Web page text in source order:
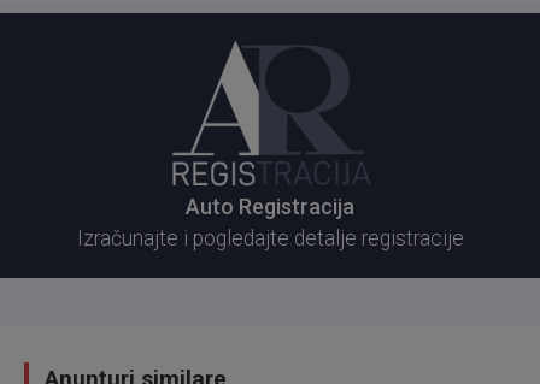
Auto Registracija
Izračunajte i pogledajte detalje registracije
Anunțuri similare